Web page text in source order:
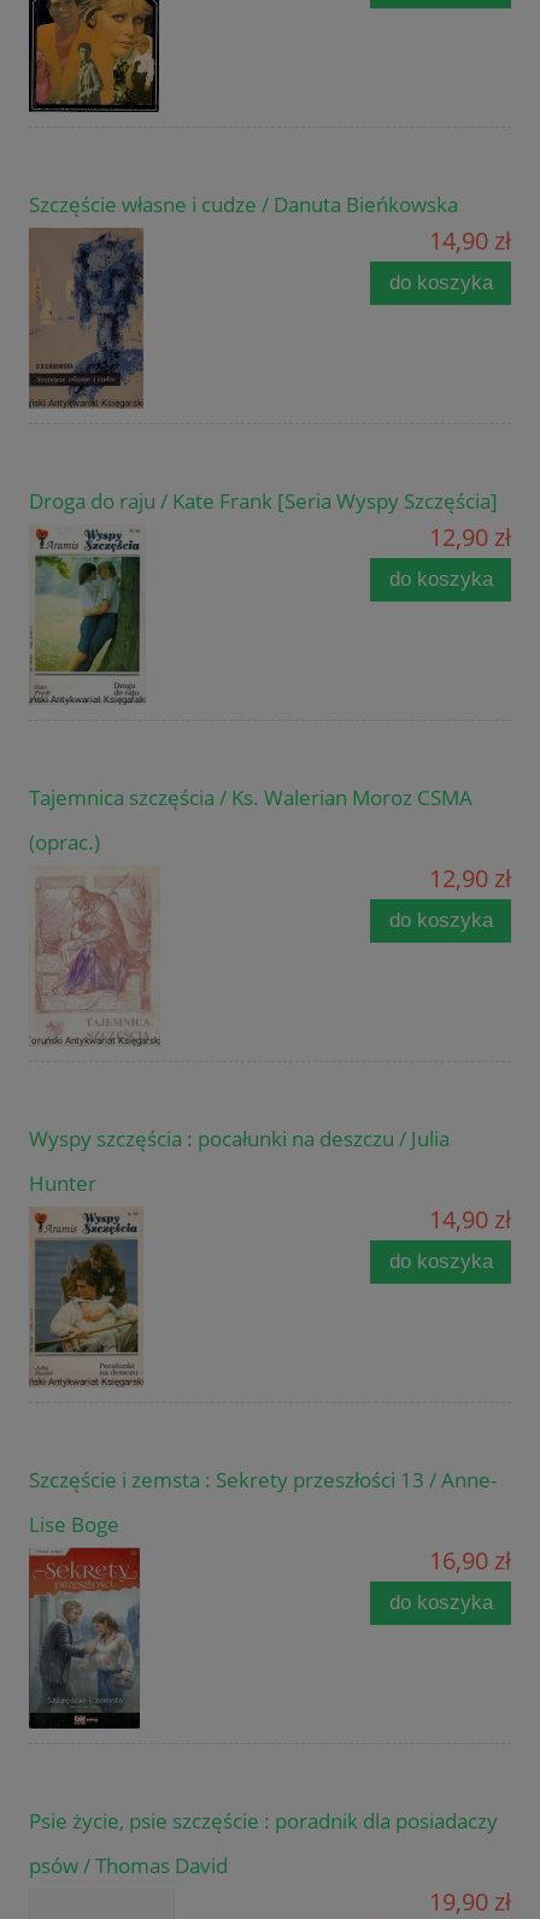
Szczęście własne i cudze / Danuta Bieńkowska
14,90 zł
do koszyka
Droga do raju / Kate Frank [Seria Wyspy Szczęścia]
12,90 zł
do koszyka
Tajemnica szczęścia / Ks. Walerian Moroz CSMA
(oprac.)
12,90 zł
do koszyka
Wyspy szczęścia : pocałunki na deszczu / Julia
Hunter
14,90 zł
do koszyka
Szczęście i zemsta : Sekrety przeszłości 13 / Anne-
Lise Boge
16,90 zł
do koszyka
Psie życie, psie szczęście : poradnik dla posiadaczy
psów / Thomas David
19,90 zł